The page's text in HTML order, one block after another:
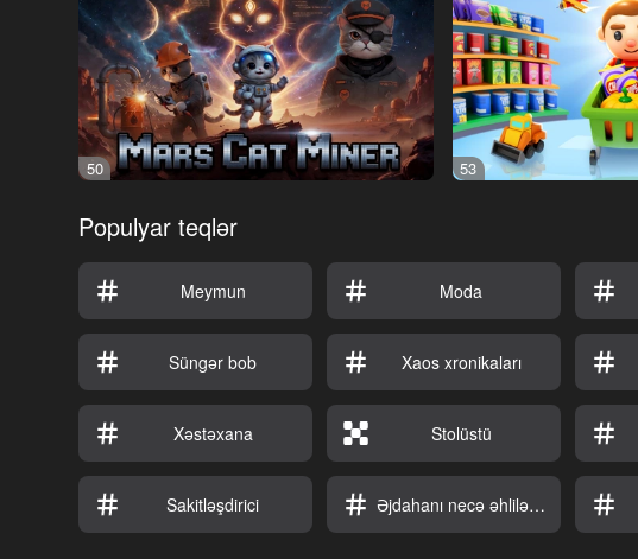
50 53
Populyar teqlər
Meymun Moda
Süngər bob Xaos xronikaları
Xəstəxana Stolüstü
Sakitləşdirici Əjdahanı necə əhliləşdirməli